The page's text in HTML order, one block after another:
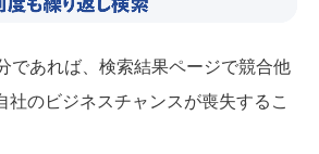
であれば、検索結果ページで競合他
社のビジネスチャンスが喪失するこ